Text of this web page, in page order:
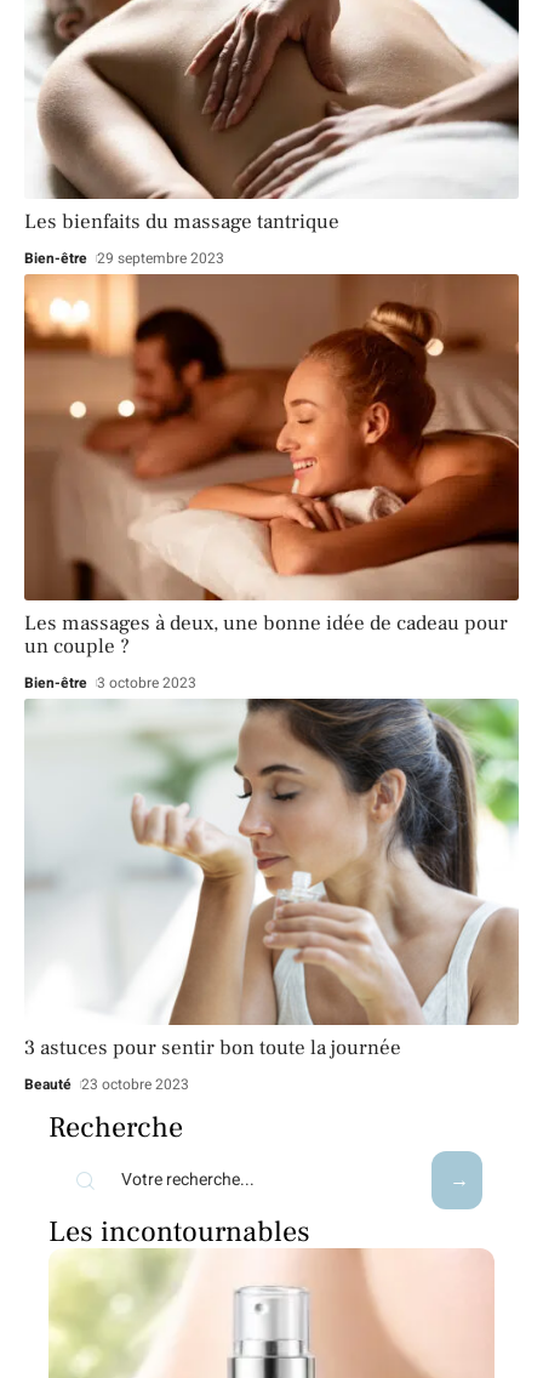
Les bienfaits du massage tantrique
Bien-être 29 septembre 2023
Les massages à deux, une bonne idée de cadeau pour
un couple ?
Bien-être 3 octobre 2023
3 astuces pour sentir bon toute la journée
Beauté 23 octobre 2023
Recherche
Les incontournables